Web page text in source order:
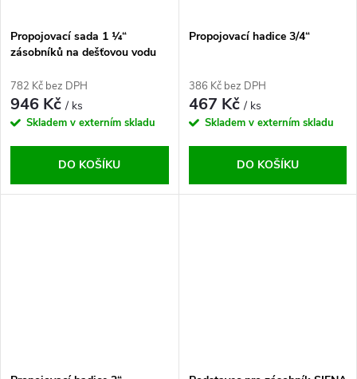
Propojovací sada 1 ¼“
zásobníků na dešťovou vodu
782 Kč bez DPH
946 Kč/ ks
Skladem v externím skladu
DO KOŠÍKU
Propojovací hadice 3/4“
386 Kč bez DPH
467 Kč/ ks
Skladem v externím skladu
DO KOŠÍKU